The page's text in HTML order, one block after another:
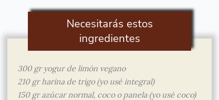
Necesitarás estos
ingredientes
300 gr yogur de limón vegano
210 gr harina de trigo (yo usé integral)
150 gr azúcar normal, coco o panela (yo usé coco)